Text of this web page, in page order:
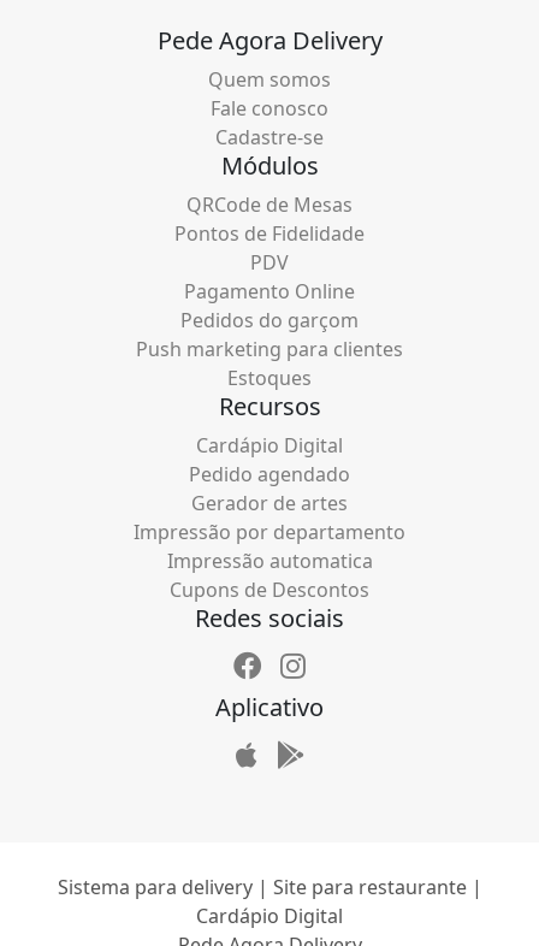
Pede Agora Delivery
Quem somos
Fale conosco
Cadastre-se
Módulos
QRCode de Mesas
Pontos de Fidelidade
PDV
Pagamento Online
Pedidos do garçom
Push marketing para clientes
Estoques
Recursos
Cardápio Digital
Pedido agendado
Gerador de artes
Impressão por departamento
Impressão automatica
Cupons de Descontos
Redes sociais
Aplicativo
Sistema para delivery | Site para restaurante |
Cardápio Digital